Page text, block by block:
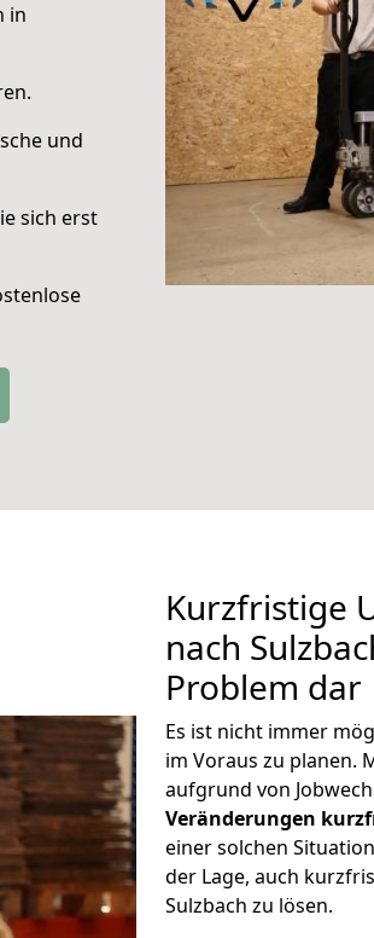
in
und
sich erst
Kurzfristige
nach
Problem dar
Es ist nicht immer
im Voraus zu planen.
aufgrund von
Veränderungen
einer solchen
der Lage, auch
Sulzbach zu lösen.